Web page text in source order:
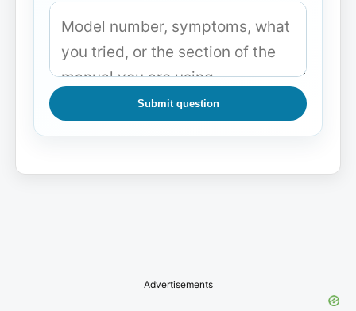
Submit question
Advertisements